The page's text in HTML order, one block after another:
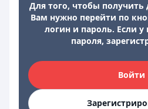
Для того, чтобы получить
Вам нужно перейти по
логин и пароль. Если у
пароля,
Войти